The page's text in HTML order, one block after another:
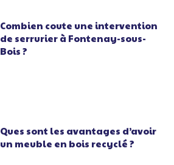
Combien coute une intervention
de serrurier à Fontenay-sous-
Bois ?
Ques sont les avantages d’avoir
un meuble en bois recyclé ?